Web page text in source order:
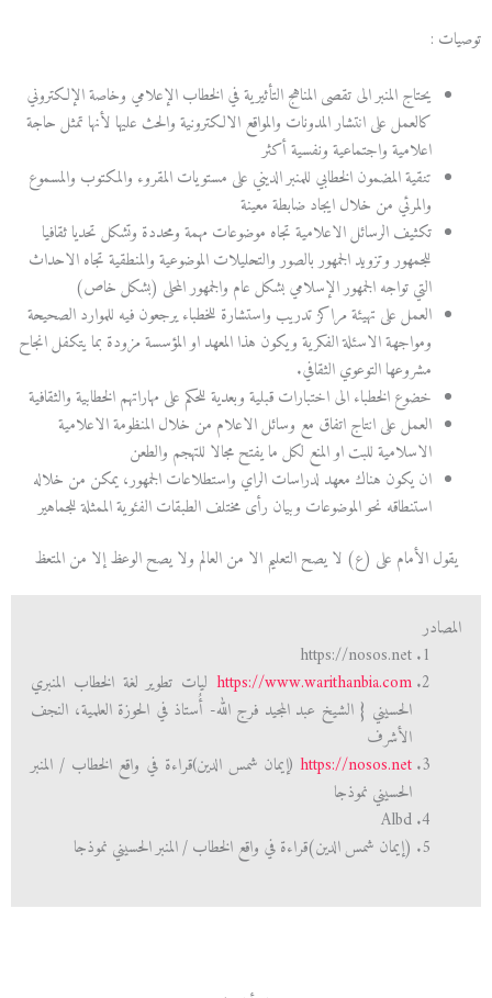
توصيات :
يحتاج المنبر الى تقصى المناهج التأثيرية في الخطاب الإعلامي وخاصة الإلكتروني
كالعمل على انتشار المدونات والمواقع الالكترونية والحث عليها لأنها تمثل حاجة
اعلامية واجتماعية ونفسية أكثر
تنقية المضمون الخطابي للمنبر الديني على مستويات المقروء والمكتوب والمسموع
والمرئي من خلال ايجاد ضابطة معينة
تكثيف الرسائل الاعلامية تجاه موضوعات مهمة ومحددة وتشكل تحديا ثقافيا
للجمهور وتزويد الجمهور بالصور والتحليلات الموضوعية والمنطقية تجاه الاحداث
التي تواجه الجمهور الإسلامي بشكل عام والجمهور المحلى (بشكل خاص)
العمل على تهيئة مراكز تدريب واستشارة للخطباء يرجعون فيه للموارد الصحيحة
ومواجهة الاسئلة الفكرية ويكون هذا المعهد او المؤسسة مزودة بما يتكفل انجاح
مشروعها التوعوي الثقافي.
خضوع الخطباء الى اختبارات قبلية وبعدية للحكم على مهاراتهم الخطابية والثقافية
العمل على انتاج اتفاق مع وسائل الاعلام من خلال المنظومة الاعلامية
الاسلامية للبت او المنع لكل ما يفتح مجالا للتهجم والطعن
ان يكون هناك معهد لدراسات الراي واستطلاعات الجمهور، يمكن من خلاله
استنطاقه نحو الموضوعات وبيان رأى مختلف الطبقات الفئوية الممثلة للجماهير
يقول الأمام على (ع) لا يصح التعليم الا من العالم ولا يصح الوعظ إلا من المتعظ
المصادر
https://nosos.net
https://www.warithanbia.com ليات تطوير لغة الخطاب المنبري
الحسيني { الشيخ عبد المجيد فرج الله- أُستاذ في الحوزة العلمية، النجف
الأشرف
https://nosos.net (إيمان شمس الدين)قراءة في واقع الخطاب / المنبر
الحسيني نموذجا
Albd
(إيمان شمس الدين)قراءة في واقع الخطاب / المنبر الحسيني نموذجا